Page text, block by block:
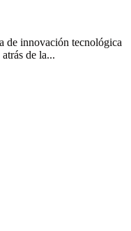
de innovación tecnológica
de la...